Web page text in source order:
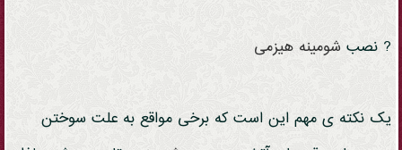
? نصب شومینه هیزمی
یک نکته ی مهم این است که برخی مواقع به علت سوختن